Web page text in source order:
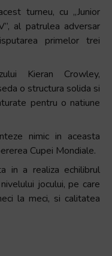
turneu, cu „Junior
al patrulea adversar
primelor trei
Kieran Crowley,
o structura solida si
pentru o natiune
nimic in aceasta
Cupei Mondiale.
in a realiza echilibrul
jocului, pe care
la meci, si calitatea